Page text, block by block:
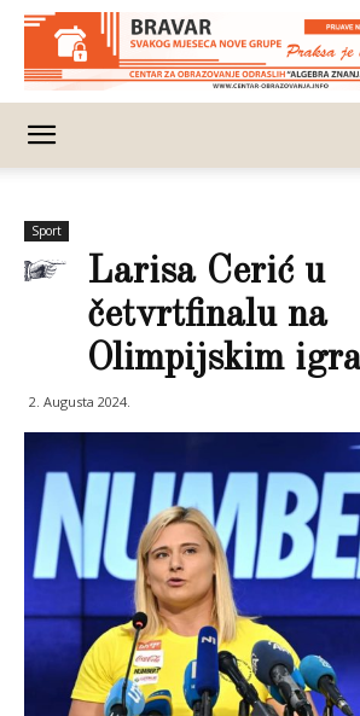
Sport
Larisa Cerić u
četvrtfinalu na
Olimpijskim
2. Augusta 2024.